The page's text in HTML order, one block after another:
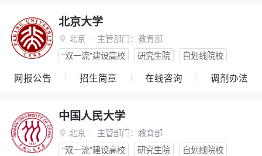
北京大学
 北京 主管部门： 教育部
“双一流”建设高校
研究生院 自划线院校
网报公告 招生简章 在线咨询 调剂办法
中国人民大学
 北京 主管部门： 教育部
“双一流”建设高校
研究生院 自划线院校